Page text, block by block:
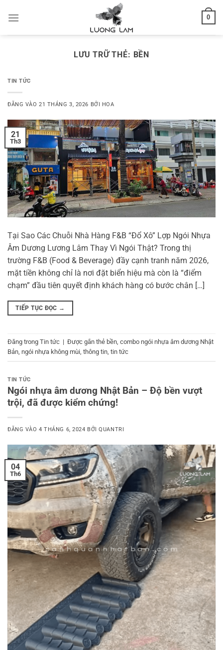
qua
0
LƯU TRỮ THẺ: BỀN
TIN TỨC
ĐĂNG VÀO21 THÁNG 3, 2026 BỞI HOA
21
Th3
Tại Sao Các Chuỗi Nhà Hàng F&B “Đổ Xô” Lợp Ngói Nhựa
Âm Dương Lương Lâm Thay Vì Ngói Thật? Trong thị
trường F&B (Food & Beverage) đầy cạnh tranh năm 2026,
mặt tiền không chỉ là nơi đặt biển hiệu mà còn là “điểm
chạm” đầu tiên quyết định khách hàng có bước chân […]
TIẾP TỤC ĐỌC →
Đăng trong Tin tức | Được gắn thẻ bền combo ngói nhựa âm dương Nhật
Bản ngói nhựa không mùi thông tin tin tức
TIN TỨC
Ngói nhựa âm dương Nhật Bản – Độ bền vượt
trội, đã được kiểm chứng!
ĐĂNG VÀO4 THÁNG 6, 2024 BỞIQUANTRI
04
Th6